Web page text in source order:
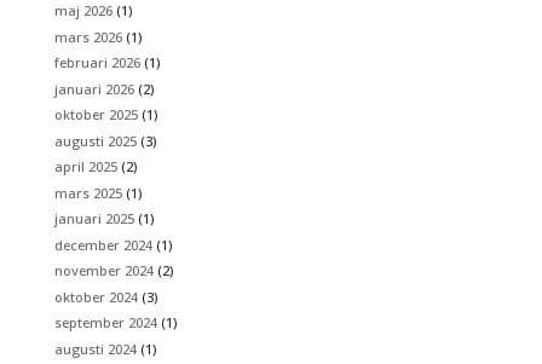
maj 2026(1)
mars 2026(1)
februari 2026(1)
januari 2026(2)
oktober 2025(1)
augusti 2025(3)
april 2025(2)
mars 2025(1)
januari 2025(1)
december 2024(1)
november 2024(2)
oktober 2024(3)
september 2024(1)
augusti 2024(1)